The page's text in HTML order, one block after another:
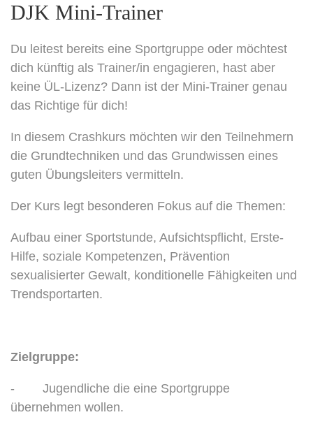
DJK Mini-Trainer
Du leitest bereits eine Sportgruppe oder möchtest
dich künftig als Trainer/in engagieren, hast aber
keine ÜL-Lizenz? Dann ist der Mini-Trainer genau
das Richtige für dich!
In diesem Crashkurs möchten wir den Teilnehmern
die Grundtechniken und das Grundwissen eines
guten Übungsleiters vermitteln.
Der Kurs legt besonderen Fokus auf die Themen:
Aufbau einer Sportstunde, Aufsichtspflicht, Erste-
Hilfe, soziale Kompetenzen, Prävention
sexualisierter Gewalt, konditionelle Fähigkeiten und
Trendsportarten.
Zielgruppe:
- Jugendliche die eine Sportgruppe
übernehmen wollen.